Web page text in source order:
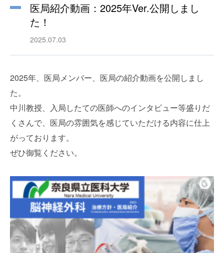
医局紹介動画：2025年Ver.公開しまし
た！
2025.07.03
2025年、医局メンバー、医局の紹介動画を公開しまし
た。
中川教授、入局したての医師へのインタビュー等盛りだ
くさんで、医局の雰囲気を感じていただける内容に仕上
がっております。
ぜひ御覧ください。